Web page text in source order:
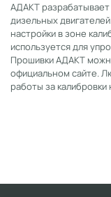
АДАКТ
дизельных
настройки в зоне
используется для
Прошивки АДАКТ
официальном сайте.
работы за